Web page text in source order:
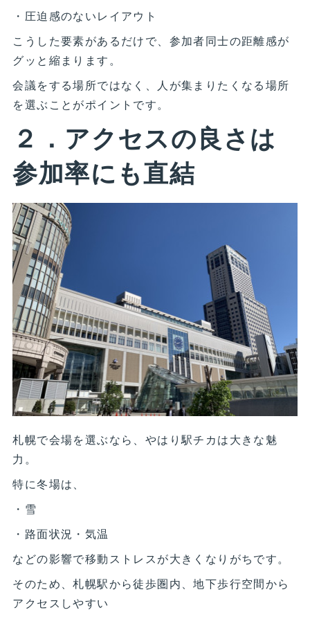
・圧迫感のないレイアウト
こうした要素があるだけで、参加者同士の距離感が
グッと縮まります。
会議をする場所ではなく、人が集まりたくなる場所
を選ぶことがポイントです。
２．アクセスの良さは
参加率にも直結
札幌で会場を選ぶなら、やはり駅チカは大きな魅
力。
特に冬場は、
・雪
・路面状況・気温
などの影響で移動ストレスが大きくなりがちです。
そのため、札幌駅から徒歩圏内、地下歩行空間から
アクセスしやすい